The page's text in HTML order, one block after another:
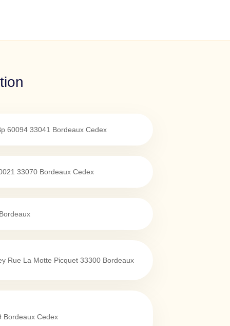
60094 33041 Bordeaux Cedex
33070 Bordeaux Cedex
Rue La Motte Picquet 33300 Bordeaux
Bordeaux Cedex